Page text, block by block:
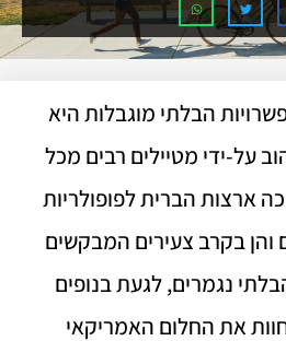
הבלתי מוגבלות היא
על-ידי מטיילים רבים מכל
ארצות הברית לפופולריות
והן בקרב צעירים המבקשים
נגמרים, לגעת בנופים
את החלום האמריקאי